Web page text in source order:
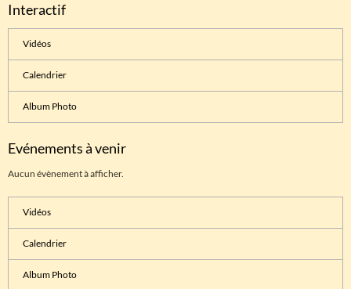
Interactif
Vidéos
Calendrier
Album Photo
Evénements à venir
Aucun évènement à afficher.
Vidéos
Calendrier
Album Photo